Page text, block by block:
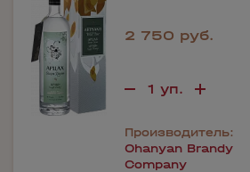
2 750 руб.
Производитель:
Ohanyan Brandy
Company